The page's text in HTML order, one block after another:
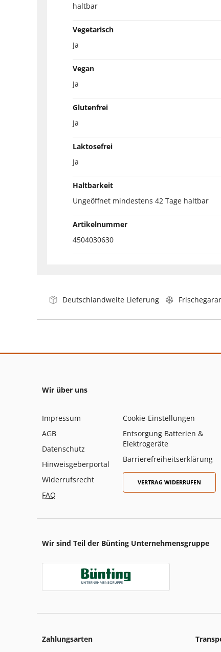
haltbar
Vegetarisch
Ja
Vegan
Ja
Glutenfrei
Ja
Laktosefrei
Ja
Haltbarkeit
Ungeöffnet mindestens 42 Tage haltbar
Artikelnummer
4504030630
Deutschlandweite Lieferung
Wir über uns
Impressum
AGB
Datenschutz
Hinweisgeberportal
Widerrufsrecht
FAQ
Cookie-Einstellungen
Entsorgung Batterien &
Elektrogeräte
Barrierefreiheitserklärung
VERTRAG WIDERRUFEN
Wir sind Teil der Bünting Unternehmensgruppe
Zahlungsarten